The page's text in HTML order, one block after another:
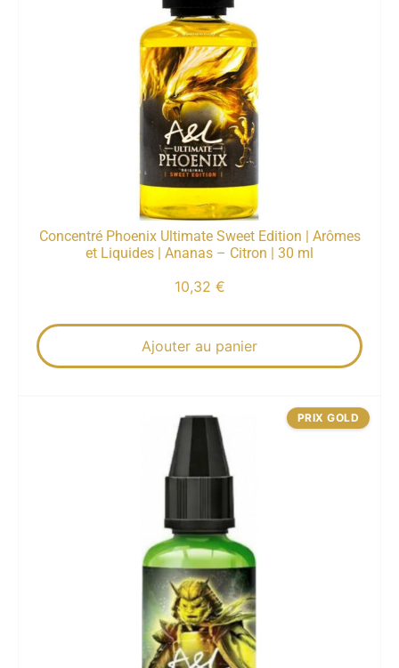
Concentré Phoenix Ultimate Sweet Edition | Arômes
et Liquides | Ananas – Citron | 30 ml
10,32 €
Ajouter au panier
PRIX GOLD